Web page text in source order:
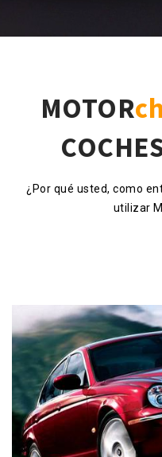
MOTOR
¿Por qué usted, como
utilizar